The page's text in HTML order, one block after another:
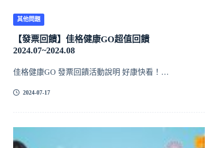
其他問題
【發票回饋】佳格健康GO超值回饋
2024.07~2024.08
佳格健康GO 發票回饋活動說明 好康快看！…
2024-07-17